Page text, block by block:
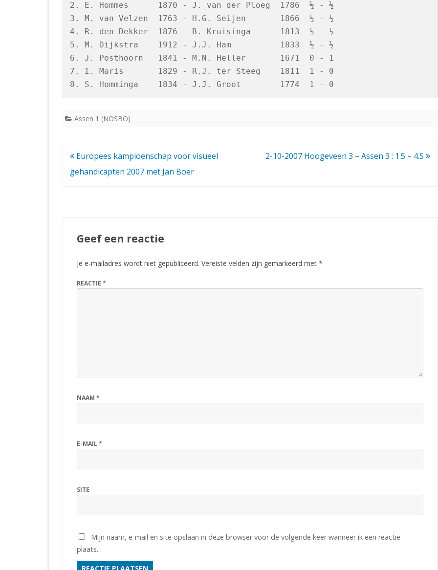
2. E. Hommes      1870 - J. van der Ploeg  1786  ½ - ½
3. M. van Velzen  1763 - H.G. Seijen       1866  ½ - ½
4. R. den Dekker  1876 - B. Kruisinga      1813  ½ - ½
5. M. Dijkstra    1912 - J.J. Ham          1833  ½ - ½
6. J. Posthoorn   1841 - M.N. Heller       1671  0 - 1
7. I. Maris       1829 - R.J. ter Steeg    1811  1 - 0
Assen 1 (NOSBO)
Bericht
navigatie
Europees kampioenschap voor visueel
gehandicapten 2007 met Jan Boer
2-10-2007 Hoogeveen 3 – Assen 3 : 1.5 – 4.5
Geef een reactie
Je e-mailadres wordt niet gepubliceerd. Vereiste velden zijn gemarkeerd met *
REACTIE *
NAAM *
E-MAIL*
SITE
Mijn naam, e-mail en site opslaan in deze browser voor de volgende keer wanneer ik een reactie
plaats.